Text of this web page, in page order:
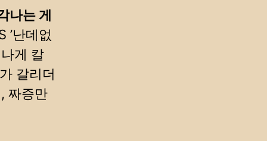
나는 게
’난데없
게 칼
갈리더
짜증만